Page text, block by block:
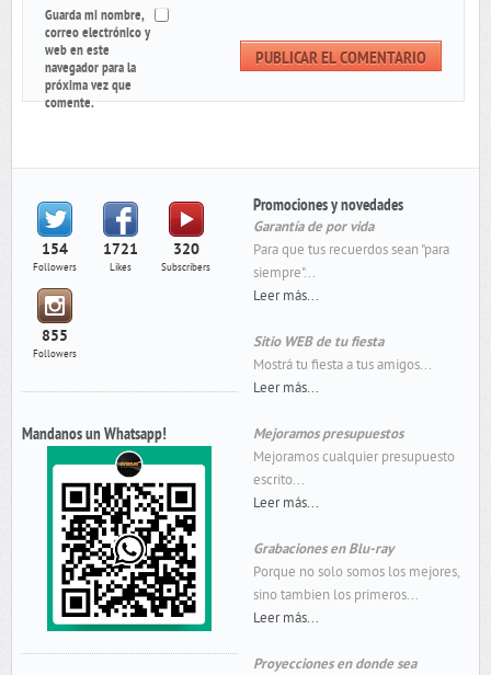
Guarda mi nombre,
correo electrónico y
web en este
navegador para la
próxima vez que
comente.
154
Followers
1721
Likes
320
Subscribers
855
Followers
Mandanos un Whatsapp!
Promociones y novedades
Garantía de por vida
Para que tus recuerdos sean "para
siempre"...
Leer más...
Sitio WEB de tu fiesta
Mostrá tu fiesta a tus amigos...
Leer más...
Mejoramos presupuestos
Mejoramos cualquier presupuesto
escrito...
Leer más...
Grabaciones en Blu-ray
Porque no solo somos los mejores,
sino tambien los primeros...
Leer más...
Proyecciones en donde sea